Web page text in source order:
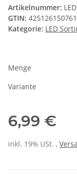
Artikelnummer:
GTIN:
Kategorie: LED
Menge
Variante
6,99 €
inkl. 19% USt. ,